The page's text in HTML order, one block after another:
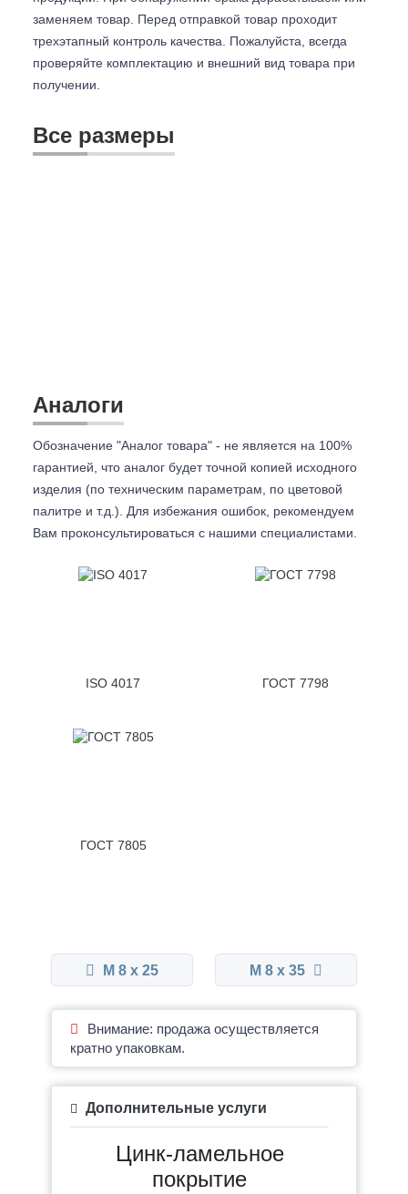
заменяем товар. Перед отправкой товар проходит
трехэтапный контроль качества. Пожалуйста, всегда
проверяйте комплектацию и внешний вид товара при
получении.
Все размеры
Аналоги
Обозначение "Аналог товара" - не является на 100%
гарантией, что аналог будет точной копией исходного
изделия (по техническим параметрам, по цветовой
палитре и т.д.). Для избежания ошибок, рекомендуем
Вам проконсультироваться с нашими специалистами.
ISO 4017 ГОСТ 7798
ГОСТ 7805
М 8 x 25 М 8 x 35
Внимание: продажа осуществляется
кратно упаковкам.
Дополнительные услуги
Цинк-ламельное
покрытие